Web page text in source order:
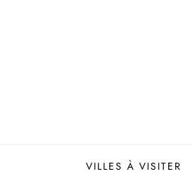
VILLES À VISITER